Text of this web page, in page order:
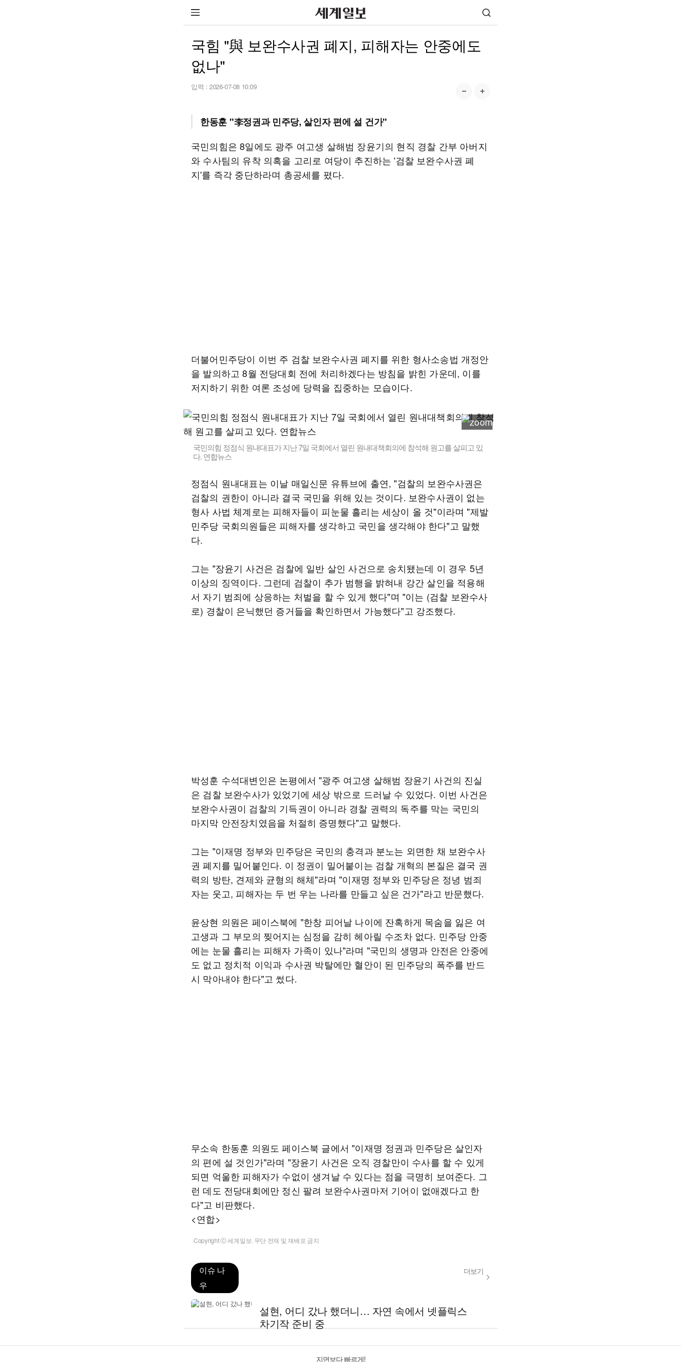
국힘 "與 보완수사권 폐지, 피해자는 안중에도
없나"
입력 : 2026-07-08 10:09
한동훈 "李정권과 민주당, 살인자 편에 설 건가"
국민의힘은 8일에도 광주 여고생 살해범 장윤기의 현직 경찰 간부 아버지
와 수사팀의 유착 의혹을 고리로 여당이 추진하는 '검찰 보완수사권 폐
지'를 즉각 중단하라며 총공세를 폈다.
더불어민주당이 이번 주 검찰 보완수사권 폐지를 위한 형사소송법 개정안
을 발의하고 8월 전당대회 전에 처리하겠다는 방침을 밝힌 가운데, 이를
저지하기 위한 여론 조성에 당력을 집중하는 모습이다.
국민의힘 정점식 원내대표가 지난 7일 국회에서 열린 원내대책회의에 참석해 원고를 살피고 있
다. 연합뉴스
정점식 원내대표는 이날 매일신문 유튜브에 출연, "검찰의 보완수사권은
검찰의 권한이 아니라 결국 국민을 위해 있는 것이다. 보완수사권이 없는
형사 사법 체계로는 피해자들이 피눈물 흘리는 세상이 올 것"이라며 "제발
민주당 국회의원들은 피해자를 생각하고 국민을 생각해야 한다"고 말했
다.
그는 "장윤기 사건은 검찰에 일반 살인 사건으로 송치됐는데 이 경우 5년
이상의 징역이다. 그런데 검찰이 추가 범행을 밝혀내 강간 살인을 적용해
서 자기 범죄에 상응하는 처벌을 할 수 있게 했다"며 "이는 (검찰 보완수사
로) 경찰이 은닉했던 증거들을 확인하면서 가능했다"고 강조했다.
박성훈 수석대변인은 논평에서 "광주 여고생 살해범 장윤기 사건의 진실
은 검찰 보완수사가 있었기에 세상 밖으로 드러날 수 있었다. 이번 사건은
보완수사권이 검찰의 기득권이 아니라 경찰 권력의 독주를 막는 국민의
마지막 안전장치였음을 처절히 증명했다"고 말했다.
그는 "이재명 정부와 민주당은 국민의 충격과 분노는 외면한 채 보완수사
권 폐지를 밀어붙인다. 이 정권이 밀어붙이는 검찰 개혁의 본질은 결국 권
력의 방탄, 견제와 균형의 해체"라며 "이재명 정부와 민주당은 정녕 범죄
자는 웃고, 피해자는 두 번 우는 나라를 만들고 싶은 건가"라고 반문했다.
윤상현 의원은 페이스북에 "한창 피어날 나이에 잔혹하게 목숨을 잃은 여
고생과 그 부모의 찢어지는 심정을 감히 헤아릴 수조차 없다. 민주당 안중
에는 눈물 흘리는 피해자 가족이 있나"라며 "국민의 생명과 안전은 안중에
도 없고 정치적 이익과 수사권 박탈에만 혈안이 된 민주당의 폭주를 반드
시 막아내야 한다"고 썼다.
무소속 한동훈 의원도 페이스북 글에서 "이재명 정권과 민주당은 살인자
의 편에 설 것인가"라며 "장윤기 사건은 오직 경찰만이 수사를 할 수 있게
되면 억울한 피해자가 수없이 생겨날 수 있다는 점을 극명히 보여준다. 그
런 데도 전당대회에만 정신 팔려 보완수사권마저 기어이 없애겠다고 한
다"고 비판했다.
<연합>
Copyright ⓒ 세계일보. 무단 전재 및 재배포 금지
이슈 나
우
더보기
설현, 어디 갔나 했더니… 자연 속에서 넷플릭스
차기작 준비 중
지면보다 빠르게!